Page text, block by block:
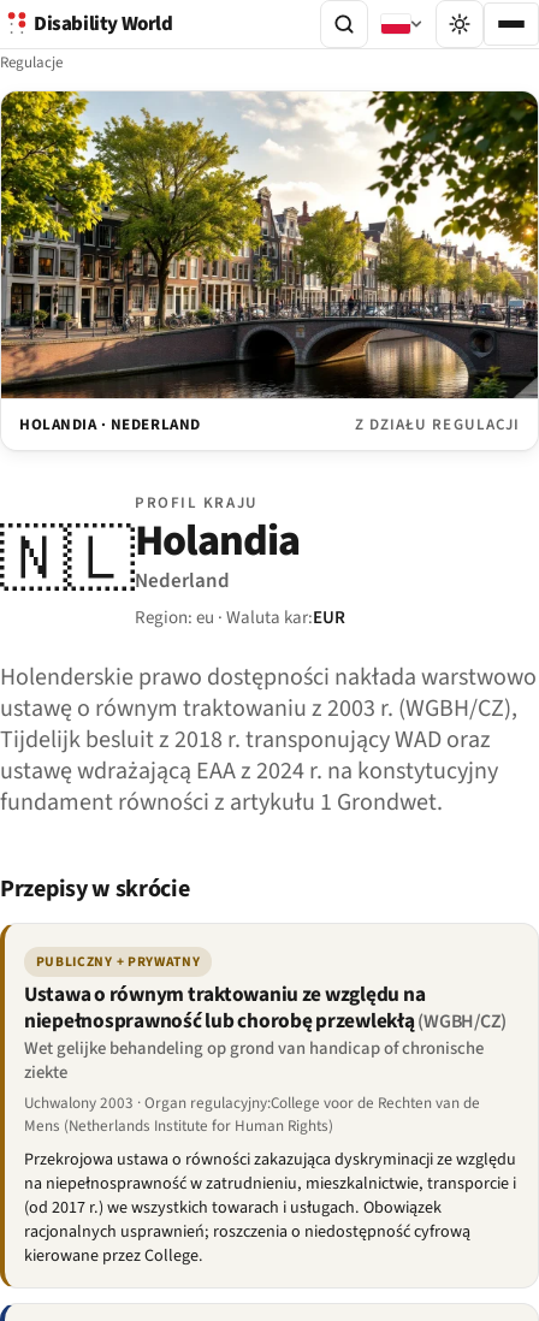
Disability World
Regulacje
HOLANDIA · NEDERLAND Z DZIAŁU REGULACJI
🇳🇱
PROFIL KRAJU
Holandia
Nederland
Region: eu · Waluta kar:EUR
Holenderskie prawo dostępności nakłada warstwowo
ustawę o równym traktowaniu z 2003 r. (WGBH/CZ),
Tijdelijk besluit z 2018 r. transponujący WAD oraz
ustawę wdrażającą EAA z 2024 r. na konstytucyjny
fundament równości z artykułu 1 Grondwet.
Przepisy w skrócie
PUBLICZNY + PRYWATNY
Ustawa o równym traktowaniu ze względu na
niepełnosprawność lub chorobę przewlekłą(WGBH/CZ)
Wet gelijke behandeling op grond van handicap of chronische
ziekte
Uchwalony 2003 · Organ regulacyjny:College voor de Rechten van de
Mens (Netherlands Institute for Human Rights)
Przekrojowa ustawa o równości zakazująca dyskryminacji ze względu
na niepełnosprawność w zatrudnieniu, mieszkalnictwie, transporcie i
(od 2017 r.) we wszystkich towarach i usługach. Obowiązek
racjonalnych usprawnień; roszczenia o niedostępność cyfrową
kierowane przez College.